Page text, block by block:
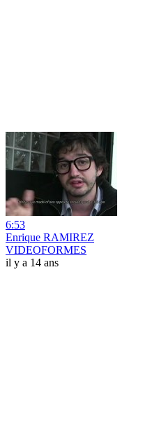
6:53
Enrique RAMIREZ
VIDEOFORMES
il y a 14 ans